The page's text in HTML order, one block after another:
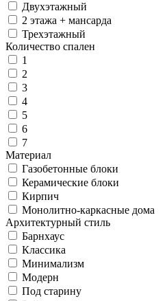
Двухэтажный
2 этажа + мансарда
Трехэтажный
Количество спален
1
2
3
4
5
6
7
Материал
Газобетонные блоки
Керамические блоки
Кирпич
Монолитно-каркасные дома
Архитектурный стиль
Барнхаус
Классика
Минимализм
Модерн
Под старину